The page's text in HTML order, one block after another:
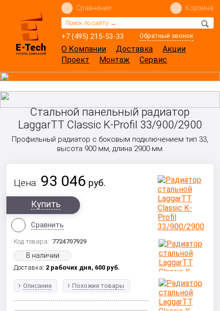
+7 (495) 215-53-33 Обратный звонок
Сравнение Корзина
О Компании Доставка
Акции
Проект
Монтаж Сервис
Стальной панельный радиатор
LaggarTT Classic K-Profil 33/900/2900
Профильный радиатор с боковым подключением тип 33,
высота 900 мм, длина 2900 мм
Цена: 93 046 руб.
Купить
Сравнить
Код товара: 7724707929
В наличии
Доставка: 2 рабочих дня, 600 руб.
Описание Похожие товары